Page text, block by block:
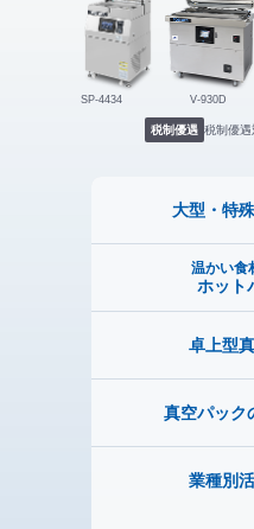
SP-4434 V-930D
税制優遇 税制優
卓上型
温かい食
ホット
大型・特
真空パック
業種別